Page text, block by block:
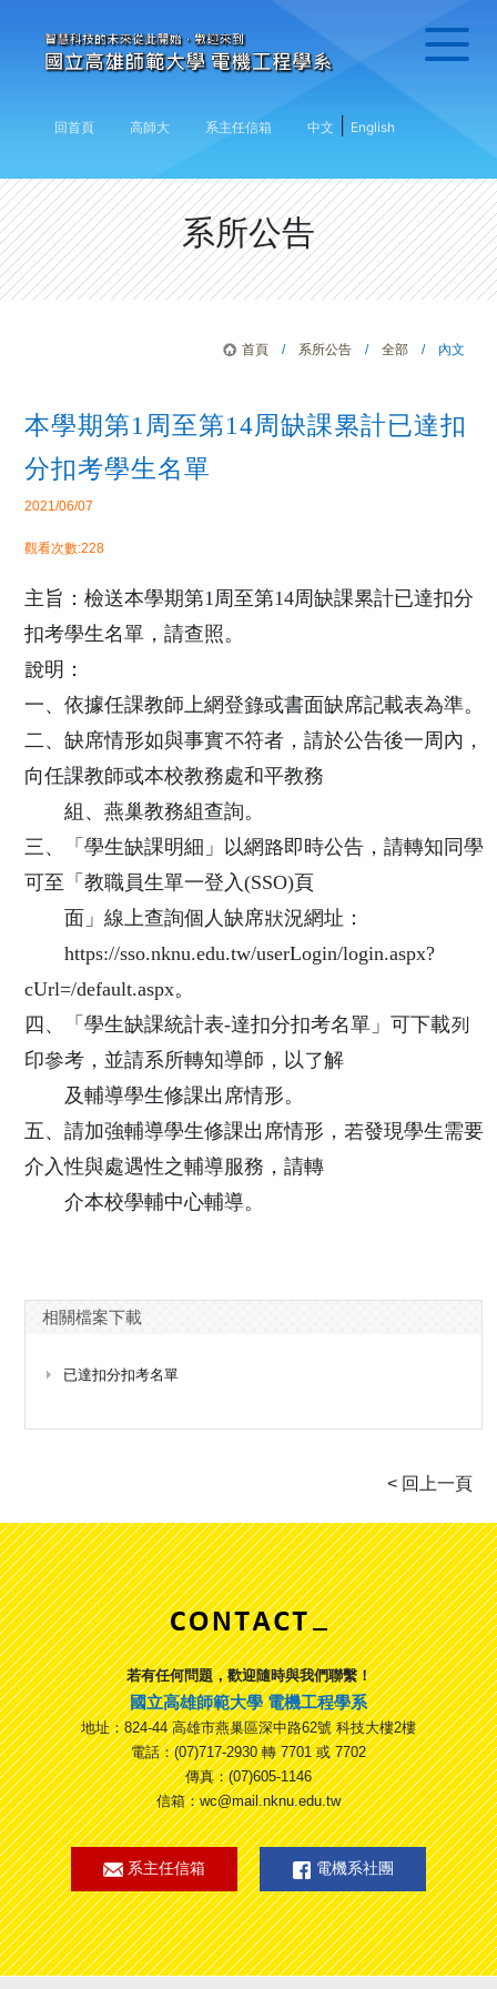
回首頁 高師大 系主任信箱 中文 English
系所公告
首頁 / 系所公告 /全部 / 內文
本學期第1周至第14周缺課累計已達扣
分扣考學生名單
2021/06/07
觀看次數:228
主旨：檢送本學期第1周至第14周缺課累計已達扣分
扣考學生名單，請查照。
說明：
一、依據任課教師上網登錄或書面缺席記載表為準。
二、缺席情形如與事實不符者，請於公告後一周內，
向任課教師或本校教務處和平教務
組、燕巢教務組查詢。
三、「學生缺課明細」以網路即時公告，請轉知同學
可至「教職員生單一登入(SSO)頁
面」線上查詢個人缺席狀況網址：
https://sso.nknu.edu.tw/userLogin/login.aspx?
cUrl=/default.aspx。
四、「學生缺課統計表-達扣分扣考名單」可下載列
印參考，並請系所轉知導師，以了解
及輔導學生修課出席情形。
五、請加強輔導學生修課出席情形，若發現學生需要
介入性與處遇性之輔導服務，請轉
介本校學輔中心輔導。
相關檔案下載
已達扣分扣考名單
若有任何問題，歡迎隨時與我們聯繫！
國立高雄師範大學 電機工程學系
地址：824-44 高雄市燕巢區深中路62號 科技大樓2樓
電話：(07)717-2930 轉 7701 或 7702
傳真：(07)605-1146
信箱：wc@mail.nknu.edu.tw
系主任信箱 電機系社團